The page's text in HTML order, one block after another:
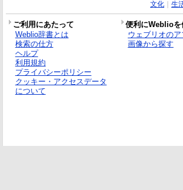
文化｜ 生
ご利用にあたって 便利にWeblioを
Weblio辞書とは
検索の仕方
ヘルプ
利用規約
プライバシーポリシー
クッキー・アクセスデータ
について
ウェブリオのア
画像から探す